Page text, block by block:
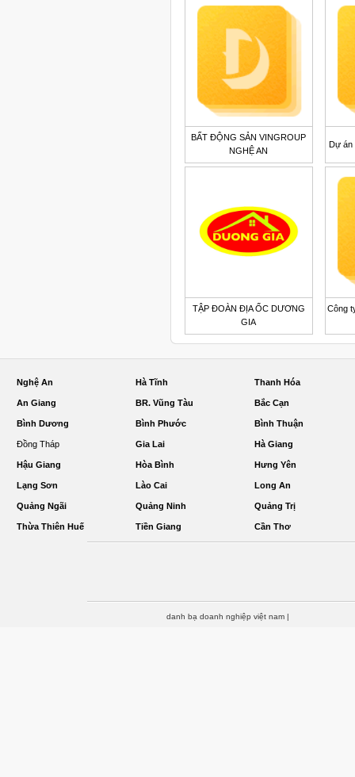
BẤT ĐỘNG SẢN VINGROUP
NGHỆ AN
Dự án
TẬP ĐOÀN ĐỊA ỐC DƯƠNG
GIA
Công
Nghệ An Hà Tĩnh Thanh Hóa
An Giang BR. Vũng Tàu Bắc Cạn
Bình Dương Bình Phước Bình Thuận
Đồng Tháp Gia Lai Hà Giang
Hậu Giang Hòa Bình Hưng Yên
Lạng Sơn Lào Cai Long An
Quảng Ngãi Quảng Ninh Quảng Trị
Thừa Thiên Huế Tiền Giang Cần Thơ
danh bạ doanh nghiệp việt nam |